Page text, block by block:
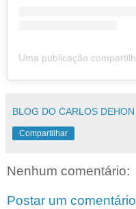
BLOG DO CARLOS DEHON
Compartilhar
Nenhum comentário:
Postar um comentário